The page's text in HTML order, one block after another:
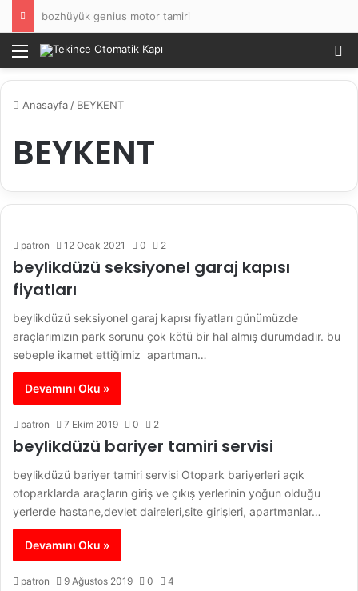
bozhüyük genius motor tamiri
Menü
Anasayfa / BEYKENT
BEYKENT
patron 12 Ocak 2021 0 2
beylikdüzü seksiyonel garaj kapısı
fiyatları
beylikdüzü seksiyonel garaj kapısı fiyatları günümüzde
araçlarımızın park sorunu çok kötü bir hal almış durumdadır. bu
sebeple ikamet ettiğimiz apartman…
Devamını Oku »
patron 7 Ekim 2019 0 2
beylikdüzü bariyer tamiri servisi
beylikdüzü bariyer tamiri servisi Otopark bariyerleri açık
otoparklarda araçların giriş ve çıkış yerlerinin yoğun olduğu
yerlerde hastane,devlet daireleri,site girişleri, apartmanlar…
Devamını Oku »
patron 9 Ağustos 2019 0 4